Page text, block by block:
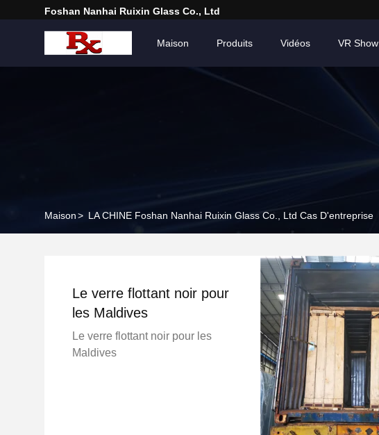
Foshan Nanhai Ruixin Glass Co., Ltd
Maison Produits Vidéos VR Show
Maison> LA CHINE Foshan Nanhai Ruixin Glass Co., Ltd Cas D'entreprise
Le verre flottant noir pour
les Maldives
Le verre flottant noir pour les
Maldives